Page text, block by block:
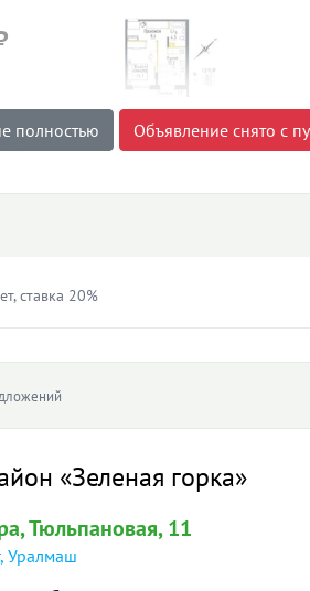
полностью Объявление снято с
ставка 20%
«Зеленая горка»
, Тюльпановая, 11
, Уралмаш